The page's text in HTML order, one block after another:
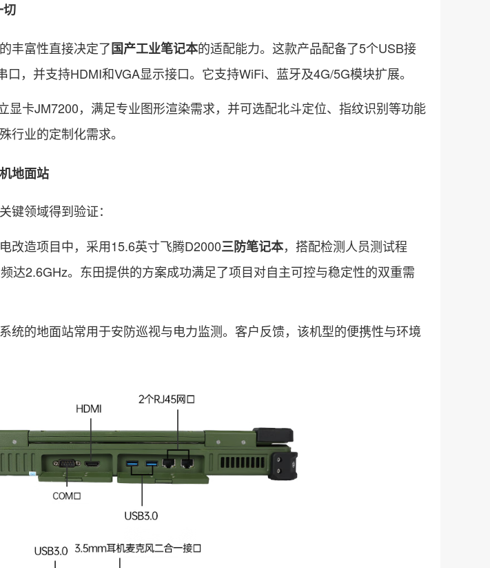
富性直接决定了国产工业笔记本的适配能力。这款产品配备了5个USB接
，并支持HDMI和VGA显示接口。它支持WiFi、蓝牙及4G/5G模块扩展。
显卡JM7200，满足专业图形渲染需求，并可选配北斗定位、指纹识别等功能
行业的定制化需求。
地面站
键领域得到验证：
改造项目中，采用15.6英寸飞腾D2000三防笔记本，搭配检测人员测试程
达2.6GHz。东田提供的方案成功满足了项目对自主可控与稳定性的双重需
统的地面站常用于安防巡视与电力监测。客户反馈，该机型的便携性与环境